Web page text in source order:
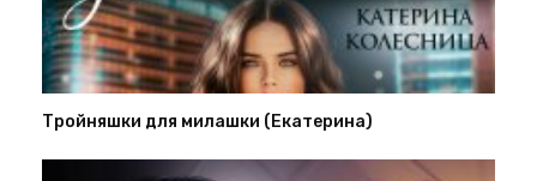
Тройняшки для милашки (Екатерина)